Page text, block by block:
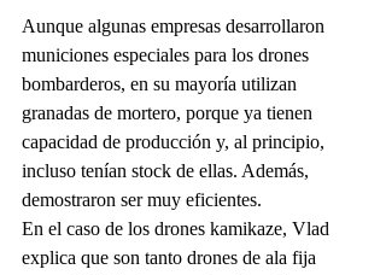
Aunque algunas empresas desarrollaron
municiones especiales para los drones
bombarderos, en su mayoría utilizan
granadas de mortero, porque ya tienen
capacidad de producción y, al principio,
incluso tenían stock de ellas. Además,
demostraron ser muy eficientes.
En el caso de los drones kamikaze, Vlad
explica que son tanto drones de ala fija